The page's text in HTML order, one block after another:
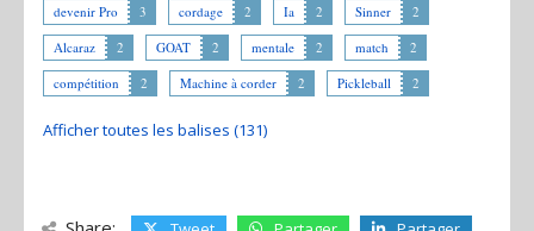
devenir Pro
3 cordage 2 Ia 2 Sinner
2
Alcaraz
2 GOAT 2 mentale 2 match
2
compétition
2 Machine à corder 2 Pickleball 2
Afficher toutes les balises (131)